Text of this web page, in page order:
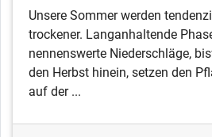
Unsere Sommer werden
trockener. Langanhaltende
nennenswerte Niederschläge,
den Herbst hinein, setzen den
auf der ...